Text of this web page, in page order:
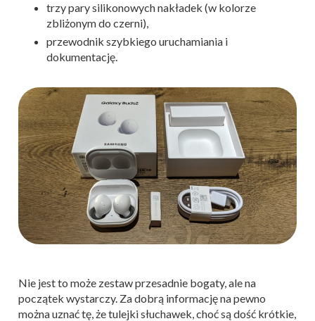
trzy pary silikonowych nakładek (w kolorze
zbliżonym do czerni),
przewodnik szybkiego uruchamiania i
dokumentację.
Nie jest to może zestaw przesadnie bogaty, ale na
początek wystarczy. Za dobrą informację na pewno
można uznać tę, że tulejki słuchawek, choć są dość krótkie,